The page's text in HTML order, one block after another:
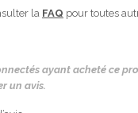
la FAQ pour toutes
ayant acheté ce
un avis.